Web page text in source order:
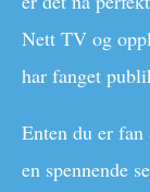
Nett TV og
har fanget
Enten du er
en spennende